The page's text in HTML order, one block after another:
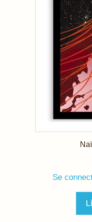
Se